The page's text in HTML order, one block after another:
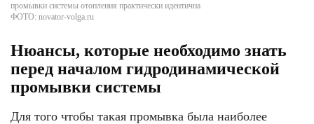
промывки системы отопления практически идентична
ФОТО: novator-volga.ru
Нюансы, которые необходимо знать
перед началом гидродинамической
промывки системы
Для того чтобы такая промывка была наиболее